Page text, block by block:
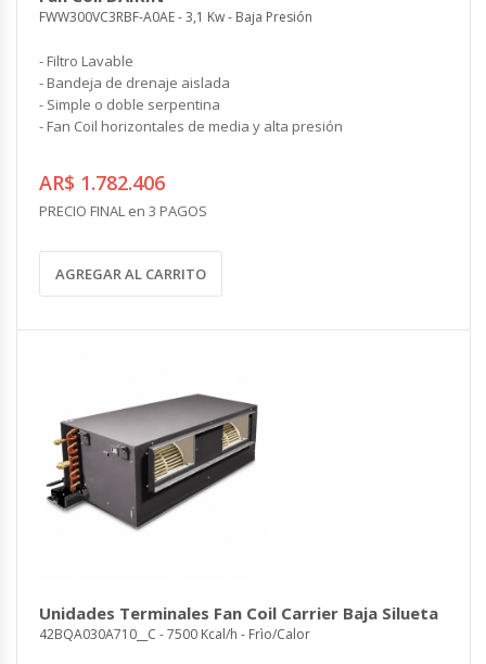
FWW300VC3RBF-A0AE - 3,1 Kw - Baja Presión
- Filtro Lavable
- Bandeja de drenaje aislada
- Simple o doble serpentina
- Fan Coil horizontales de media y alta presión
AR$ 1.782.406
PRECIO FINAL en 3 PAGOS
AGREGAR AL CARRITO
Unidades Terminales Fan Coil Carrier Baja Silueta
42BQA030A710__C - 7500 Kcal/h - Frìo/Calor